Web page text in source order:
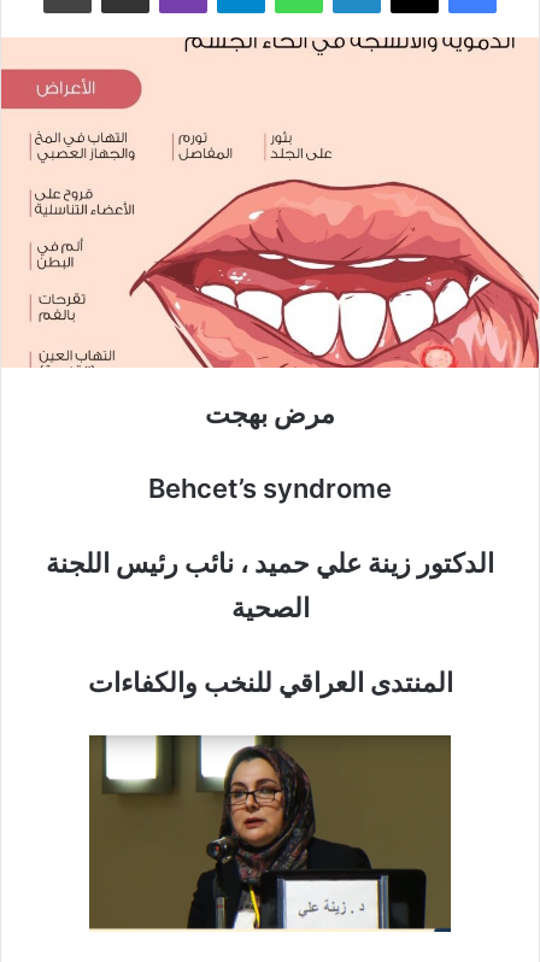
مرض بهجت
Behcet’s syndrome
الدكتور زينة علي حميد ، نائب رئيس اللجنة
الصحية
المنتدى العراقي للنخب والكفاءات